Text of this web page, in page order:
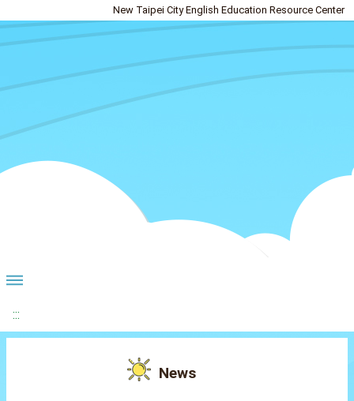
New Taipei City English Education Resource Center
:::
News